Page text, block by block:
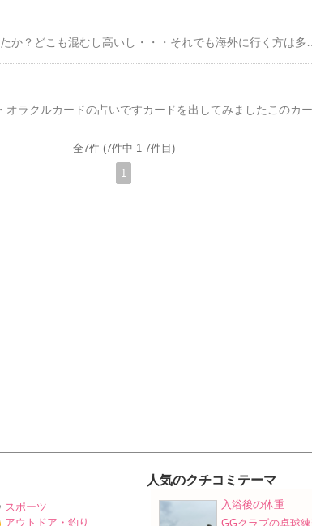
全7件 (7件中 1-7件目)
1
スポーツ
アウトドア・釣り
人気のクチコミテーマ
入浴後の体重
GGクラブの卓球